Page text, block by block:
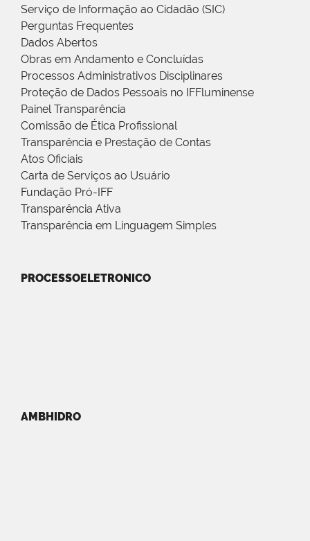
Serviço de Informação ao Cidadão (SIC)
Perguntas Frequentes
Dados Abertos
Obras em Andamento e Concluídas
Processos Administrativos Disciplinares
Proteção de Dados Pessoais no IFFluminense
Painel Transparência
Comissão de Ética Profissional
Transparência e Prestação de Contas
Atos Oficiais
Carta de Serviços ao Usuário
Fundação Pró-IFF
Transparência Ativa
Transparência em Linguagem Simples
PROCESSOELETRONICO
AMBHIDRO